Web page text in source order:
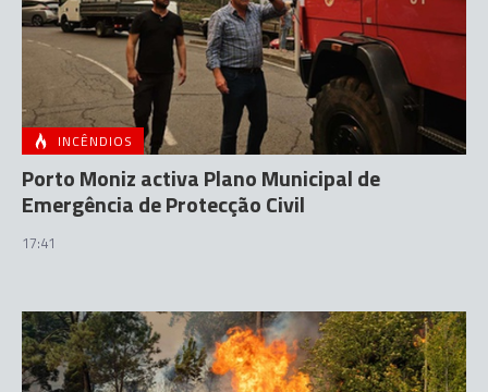
INCÊNDIOS
Porto Moniz activa Plano Municipal de
Emergência de Protecção Civil
17:41